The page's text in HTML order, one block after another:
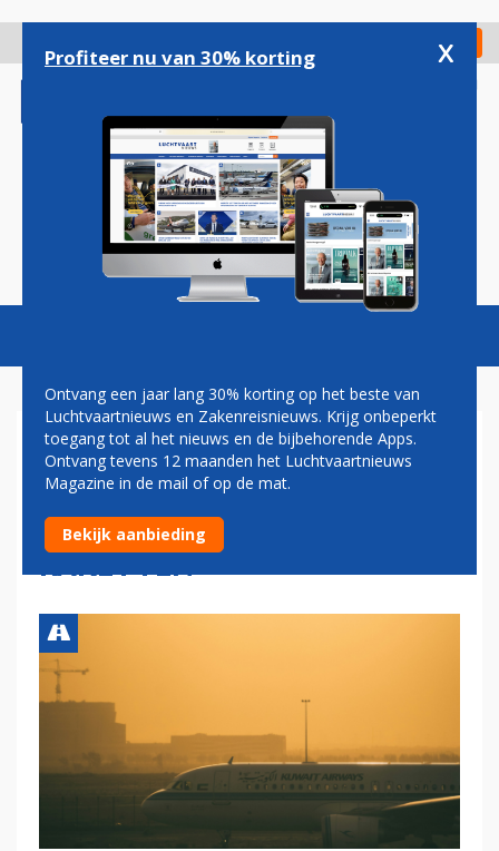
gaan
Check in
Magazine Podcasts Vacatures
LUCHTHAVEN KOEWEIT
GESLOTEN NA DODELIJKE
AANVAL MET DRONES EN
RAKETTEN
Profiteer nu van 30% korting x
Ontvang een jaar lang 30% korting op het beste van
Luchtvaartnieuws en Zakenreisnieuws. Krijg onbeperkt
toegang tot al het nieuws en de bijbehorende Apps.
Ontvang tevens 12 maanden het Luchtvaartnieuws
Magazine in de mail of op de mat.
Bekijk aanbieding